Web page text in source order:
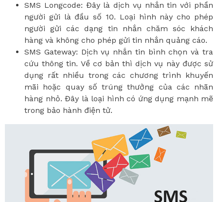
SMS Longcode: Đây là dịch vụ nhắn tin với phần
người gửi là đầu số 10. Loại hình này cho phép
người gửi các dạng tin nhắn chăm sóc khách
hàng và không cho phép gửi tin nhắn quảng cáo.
SMS Gateway: Dịch vụ nhắn tin bình chọn và tra
cứu thông tin. Về cơ bản thì dịch vụ này được sử
dụng rất nhiều trong các chương trình khuyến
mãi hoặc quay số trúng thưởng của các nhãn
hàng nhỏ. Đây là loại hình có ứng dụng mạnh mẽ
trong bảo hành điện tử.